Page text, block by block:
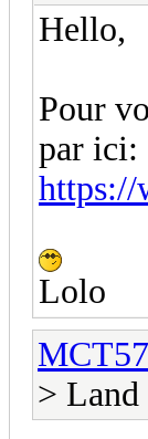
Hello,
Pour
par ici:
https://
Lolo
MCT57
> Land